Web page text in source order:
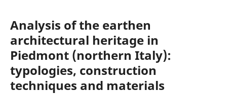
Analysis of the earthen
architectural heritage in
Piedmont (northern Italy):
typologies, construction
techniques and materials